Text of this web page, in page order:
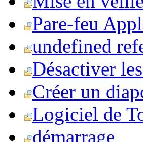
Pare-feu
undefined
Désactiver
Créer un
Logiciel de
démarrage